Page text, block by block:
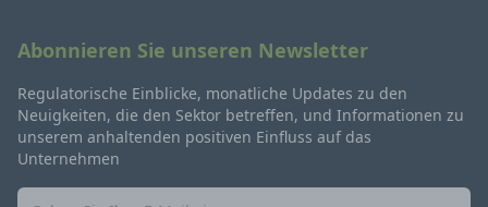
Abonnieren Sie unseren Newsletter
Regulatorische Einblicke, monatliche Updates zu den
Neuigkeiten, die den Sektor betreffen, und Informationen zu
unserem anhaltenden positiven Einfluss auf das
Unternehmen